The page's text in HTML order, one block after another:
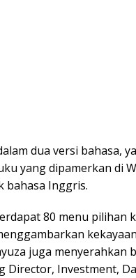
dua versi bahasa,
yang dipamerkan di
bahasa Inggris.
80 menu pilihan
juga menyerahkan
Director, Investment,